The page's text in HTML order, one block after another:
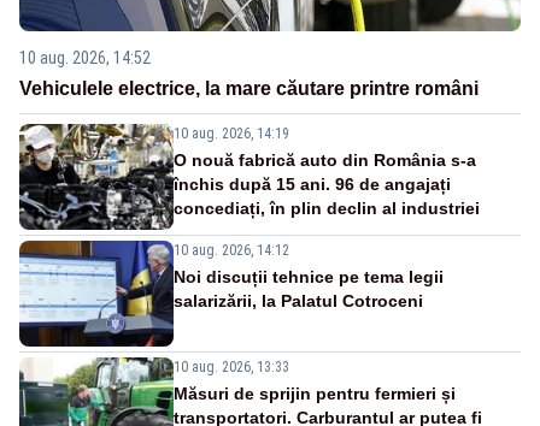
10 aug. 2026, 14:52
Vehiculele electrice, la mare căutare printre români
10 aug. 2026, 14:19
O nouă fabrică auto din România s-a
închis după 15 ani. 96 de angajați
concediați, în plin declin al industriei
10 aug. 2026, 14:12
Noi discuții tehnice pe tema legii
salarizării, la Palatul Cotroceni
10 aug. 2026, 13:33
Măsuri de sprijin pentru fermieri și
transportatori. Carburantul ar putea fi